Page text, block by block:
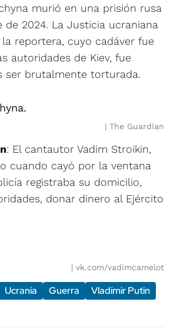
murió en una prisión rusa
de 2024. La Justicia ucraniana
reportera, cuyo cadáver fue
autoridades de Kiev, fue
ser brutalmente torturada.
The Guardian
: El cantautor Vadim Stroikin,
cuando cayó por la ventana
registraba su domicilio,
donar dinero al Ejército
vk.com/vadimcamelot
Ucrania Guerra
Vladímir Putin